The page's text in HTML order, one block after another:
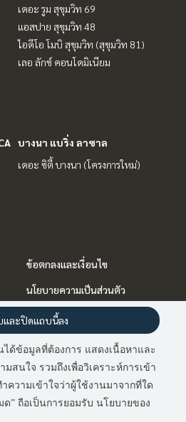
คนกำลังดูประกาศนี้
เดอะ รูม สุขุมวิท 69
แอสปาย สุขุมวิท 48
ไอดีโอ โมบิ สุขุมวิท (สุขุมวิท 81)
เลอ ลักซ์ คอนโดมิเนียม
บางนา แบริ่ง ลาซาล
เดอะ ซิตี้ บางนา (โครงการใหม่)
ข้อตกลงและเงื่อนไข
นโยบายความเป็นส่วนตัว
เกี่ยวกับเรา
วิธีการฝากขาย-เช่า
ติดต่อ
ได้ข้อมูลที่ต้องการ แสดงเนื้อหาและ
สนใจ รวมถึงเพื่อวิเคราะห์การเข้า
ความเข้าใจว่าผู้ใช้งานมาจากที่ใด
” ถือเป็นการยอมรับ นโยบายของ
และปิดแถบนี้ลง